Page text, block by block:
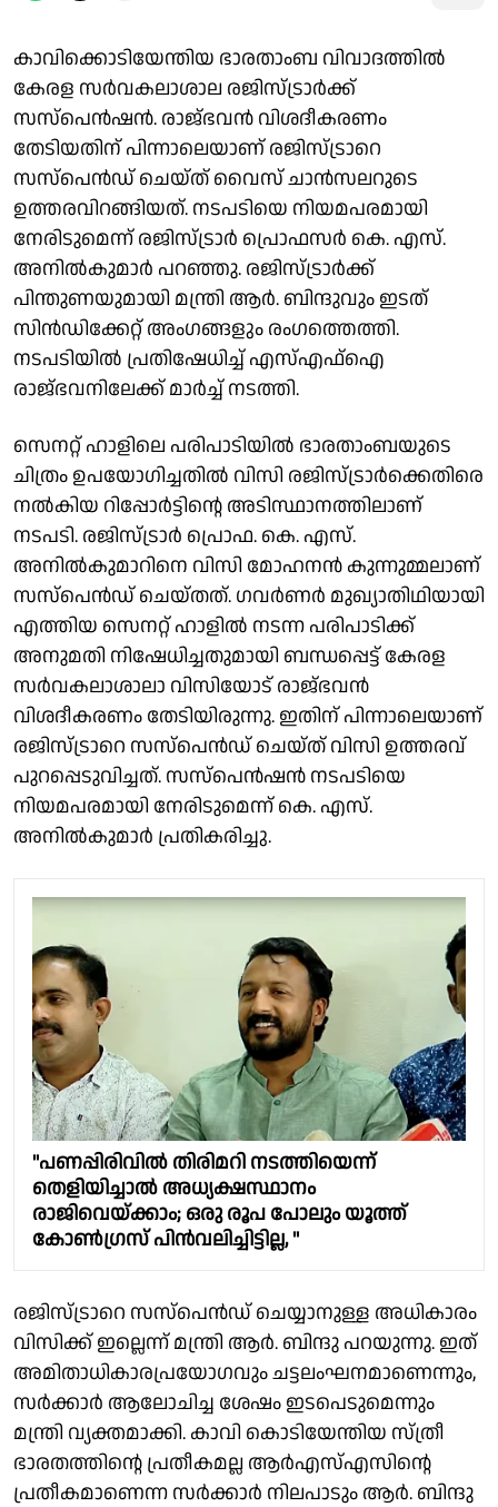
കാവിക്കൊടിയേന്തിയ ഭാരതാംബ വിവാദത്തിൽ
കേരള സർവകലാശാല രജിസ്ട്രാർക്ക്
സസ്പെൻഷൻ. രാജ്ഭവൻ വിശദീകരണം
തേടിയതിന് പിന്നാലെയാണ് രജിസ്ട്രാറെ
സസ്പെൻഡ് ചെയ്ത് വൈസ് ചാൻസലറുടെ
ഉത്തരവിറങ്ങിയത്. നടപടിയെ നിയമപരമായി
നേരിടുമെന്ന് രജിസ്ട്രാർ പ്രൊഫസർ കെ. എസ്.
അനിൽകുമാർ പറഞ്ഞു. രജിസ്ട്രാർക്ക്
പിന്തുണയുമായി മന്ത്രി ആർ. ബിന്ദുവും ഇടത്
സിൻഡിക്കേറ്റ് അംഗങ്ങളും രംഗത്തെത്തി.
നടപടിയിൽ പ്രതിഷേധിച്ച് എസ്എഫ്ഐ
രാജ്ഭവനിലേക്ക് മാർച്ച് നടത്തി.
സെനറ്റ് ഹാളിലെ പരിപാടിയിൽ ഭാരതാംബയുടെ
ചിത്രം ഉപയോഗിച്ചതിൽ വിസി രജിസ്ട്രാർക്കെതിരെ
നൽകിയ റിപ്പോർട്ടിന്റെ അടിസ്ഥാനത്തിലാണ്
നടപടി. രജിസ്ട്രാർ പ്രൊഫ. കെ. എസ്.
അനിൽകുമാറിനെ വിസി മോഹനൻ കുന്നുമ്മലാണ്
സസ്പെൻഡ് ചെയ്തത്. ഗവർണർ മുഖ്യാതിഥിയായി
എത്തിയ സെനറ്റ് ഹാളിൽ നടന്ന പരിപാടിക്ക്
അനുമതി നിഷേധിച്ചതുമായി ബന്ധപ്പെട്ട് കേരള
സര്‍വകലാശാലാ വിസിയോട് രാജ്ഭവന്‍
വിശദീകരണം തേടിയിരുന്നു. ഇതിന് പിന്നാലെയാണ്
രജിസ്ട്രാറെ സസ്പെൻഡ് ചെയ്ത് വിസി ഉത്തരവ്
പുറപ്പെടുവിച്ചത്. സസ്പെൻഷൻ നടപടിയെ
നിയമപരമായി നേരിടുമെന്ന് കെ. എസ്.
അനിൽകുമാർ പ്രതികരിച്ചു.
"പണപ്പിരിവിൽ തിരിമറി നടത്തിയെന്ന്
തെളിയിച്ചാൽ അധ്യക്ഷസ്ഥാനം
രാജിവെയ്ക്കാം; ഒരു രൂപ പോലും യൂത്ത്
കോൺഗ്രസ് പിൻവലിച്ചിട്ടില്ല, "
രജിസ്ട്രാറെ സസ്പെൻഡ് ചെയ്യാനുള്ള അധികാരം
വിസിക്ക് ഇല്ലെന്ന് മന്ത്രി ആർ. ബിന്ദു പറയുന്നു. ഇത്
അമിതാധികാരപ്രയോഗവും ചട്ടലംഘനമാണെന്നും,
സർക്കാർ ആലോചിച്ച ശേഷം ഇടപെടുമെന്നും
മന്ത്രി വ്യക്തമാക്കി. കാവി കൊടിയേന്തിയ സ്ത്രീ
ഭാരതത്തിന്റെ പ്രതീകമല്ല ആർഎസ്എസിന്റെ
പ്രതീകമാണെന്ന സർക്കാർ നിലപാടും ആർ. ബിന്ദു